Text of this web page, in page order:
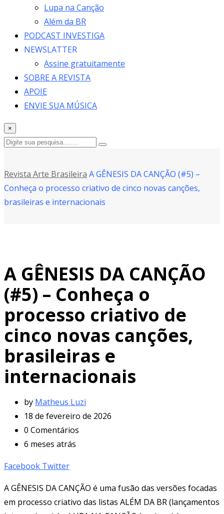
Lupa na Canção
Além da BR
PODCAST INVESTIGA
NEWSLATTER
Assine gratuitamente
SOBRE A REVISTA
APOIE
ENVIE SUA MÚSICA
×
Revista Arte Brasileira A GÊNESIS DA CANÇÃO (#5) –
Conheça o processo criativo de cinco novas canções,
brasileiras e internacionais
A GÊNESIS DA CANÇÃO
(#5) – Conheça o
processo criativo de
cinco novas canções,
brasileiras e
internacionais
by Matheus Luzi
18 de fevereiro de 2026
0 Comentários
6 meses atrás
Facebook TwitterLinkedIn
Pinterest
Whatsapp
Print
Share
Email
A GÊNESIS DA CANÇÃO é uma fusão das versões focadas
em processo criativo das listas ALÉM DA BR (lançamentos